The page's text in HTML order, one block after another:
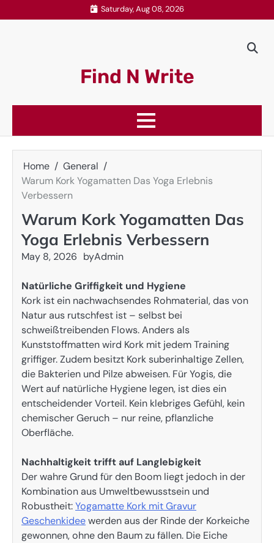
to
Saturday, Aug 08, 2026
Find N Write
Home
General
Warum Kork Yogamatten Das Yoga Erlebnis
Verbessern
Warum Kork Yogamatten Das
Yoga Erlebnis Verbessern
May 8, 2026 byAdmin
Natürliche Griffigkeit und Hygiene
Kork ist ein nachwachsendes Rohmaterial, das von
Natur aus rutschfest ist – selbst bei
schweißtreibenden Flows. Anders als
Kunststoffmatten wird Kork mit jedem Training
griffiger. Zudem besitzt Kork suberinhaltige Zellen,
die Bakterien und Pilze abweisen. Für Yogis, die
Wert auf natürliche Hygiene legen, ist dies ein
entscheidender Vorteil. Kein klebriges Gefühl, kein
chemischer Geruch – nur reine, pflanzliche
Oberfläche.
Nachhaltigkeit trifft auf Langlebigkeit
Der wahre Grund für den Boom liegt jedoch in der
Kombination aus Umweltbewusstsein und
Robustheit:Yogamatte Kork mit Gravur
Geschenkideewerden aus der Rinde der Korkeiche
gewonnen, ohne den Baum zu fällen. Die Eiche